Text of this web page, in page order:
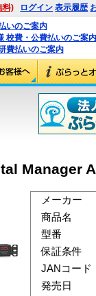
料) ログイン 表示履歴
いのご案内
校費・公費払いのご案内
費払いのご案内
Manager
メーカー
商品名
型番
保証条件
JANコード
発売日